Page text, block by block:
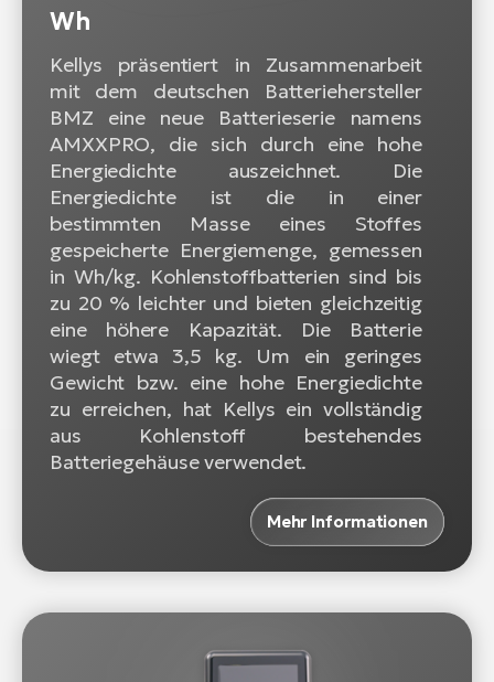
Wh
Kellys präsentiert in Zusammenarbeit
mit dem deutschen Batteriehersteller
BMZ eine neue Batterieserie namens
AMXXPRO, die sich durch eine hohe
Energiedichte auszeichnet. Die
Energiedichte ist die in einer
bestimmten Masse eines Stoffes
gespeicherte Energiemenge, gemessen
in Wh/kg. Kohlenstoffbatterien sind bis
zu 20 % leichter und bieten gleichzeitig
eine höhere Kapazität. Die Batterie
wiegt etwa 3,5 kg. Um ein geringes
Gewicht bzw. eine hohe Energiedichte
zu erreichen, hat Kellys ein vollständig
aus Kohlenstoff bestehendes
Batteriegehäuse verwendet.
Mehr Informationen